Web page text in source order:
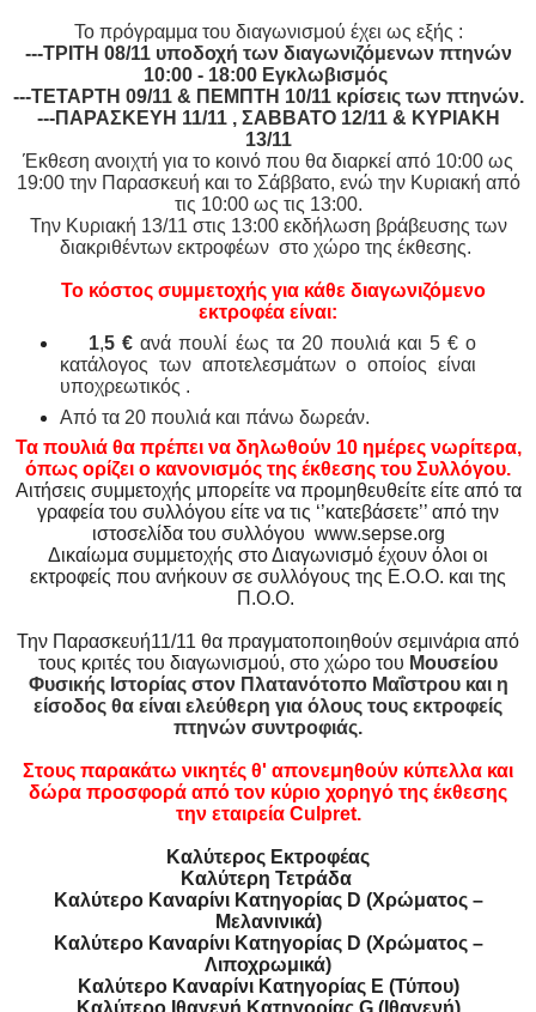
Το πρόγραμμα του διαγωνισμού έχει ως εξής :
---ΤΡΙΤΗ 08/11 υποδοχή των διαγωνιζόμενων πτηνών
10:00 - 18:00 Εγκλωβισμός
---ΤΕΤΑΡΤΗ 09/11 & ΠΕΜΠΤΗ 10/11 κρίσεις των πτηνών.
---ΠΑΡΑΣΚΕΥΗ 11/11 , ΣΑΒΒΑΤΟ 12/11 & ΚΥΡΙΑΚΗ
13/11
Έκθεση ανοιχτή για το κοινό που θα διαρκεί από 10:00 ως
19:00 την Παρασκευή και το Σάββατο, ενώ την Κυριακή από
τις 10:00 ως τις 13:00.
Την Κυριακή 13/11 στις 13:00 εκδήλωση βράβευσης των
διακριθέντων εκτροφέων στο χώρο της έκθεσης.
Το κόστος συμμετοχής για κάθε διαγωνιζόμενο
εκτροφέα είναι:
1,5 € ανά πουλί έως τα 20 πουλιά και 5 € ο
κατάλογος των αποτελεσμάτων ο οποίος είναι
υποχρεωτικός .
Από τα 20 πουλιά και πάνω δωρεάν.
Τα πουλιά θα πρέπει να δηλωθούν 10 ημέρες νωρίτερα,
όπως ορίζει ο κανονισμός της έκθεσης του Συλλόγου.
Αιτήσεις συμμετοχής μπορείτε να προμηθευθείτε είτε από τα
γραφεία του συλλόγου είτε να τις ‘’κατεβάσετε’’ από την
ιστοσελίδα του συλλόγου www.sepse.org
Δικαίωμα συμμετοχής στο Διαγωνισμό έχουν όλοι οι
εκτροφείς που ανήκουν σε συλλόγους της Ε.Ο.Ο. και της
Π.Ο.Ο.
Την Παρασκευή11/11 θα πραγματοποιηθούν σεμινάρια από
τους κριτές του διαγωνισμού, στο χώρο του Μουσείου
Φυσικής Ιστορίας στον Πλατανότοπο Μαΐστρου και η
είσοδος θα είναι ελεύθερη για όλους τους εκτροφείς
πτηνών συντροφιάς.
Στους παρακάτω νικητές θ' απονεμηθούν κύπελλα και
δώρα προσφορά από τον κύριο χορηγό της έκθεσης
την εταιρεία Culpret.
Καλύτερος Εκτροφέας
Καλύτερη Τετράδα
Καλύτερο Καναρίνι Κατηγορίας D (Χρώματος –
Μελανινικά)
Καλύτερο Καναρίνι Κατηγορίας D (Χρώματος –
Λιποχρωμικά)
Καλύτερο Καναρίνι Κατηγορίας Ε (Τύπου)